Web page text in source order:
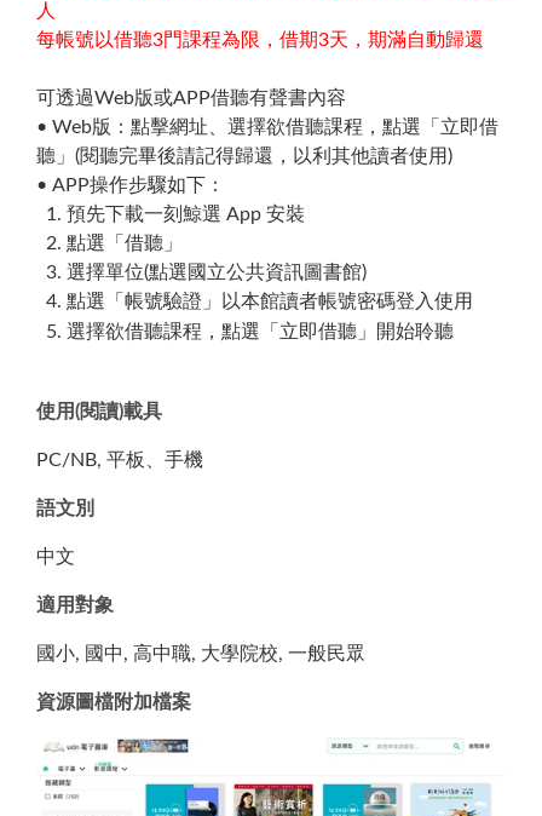
人
每帳號以借聽3門課程為限，借期3天，期滿自動歸還
可透過Web版或APP借聽有聲書內容
• Web版：點擊網址、選擇欲借聽課程，點選「立即借
聽」(閱聽完畢後請記得歸還，以利其他讀者使用)
• APP操作步驟如下：
1. 預先下載一刻鯨選 App 安裝
2. 點選「借聽」
3. 選擇單位(點選國立公共資訊圖書館)
4. 點選「帳號驗證」以本館讀者帳號密碼登入使用
5. 選擇欲借聽課程，點選「立即借聽」開始聆聽
使用(閱讀)載具
PC/NB, 平板、手機
語文別
中文
適用對象
國小, 國中, 高中職, 大學院校, 一般民眾
資源圖檔附加檔案